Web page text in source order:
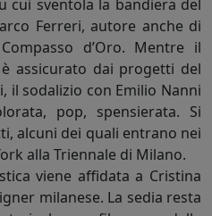
cui sventola la bandiera del
Ferreri, autore anche di
d’Oro. Mentre il
assicurato dai progetti del
il sodalizio con Emilio Nanni
pop, spensierata. Si
alcuni dei quali entrano nei
alla Triennale di Milano.
viene affidata a Cristina
milanese. La sedia resta